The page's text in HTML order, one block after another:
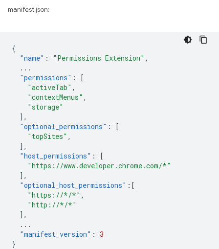
manifest.json:
{
"name" : "Permissions Extension" ,
...
"permissions" :
[
"activeTab" ,
"contextMenus" ,
"storage"
],
"optional_permissions" :
[
"topSites" ,
],
"host_permissions" :
[
"https://www.developer.chrome.com/*"
],
"optional_host_permissions" :[
"https://*/*" ,
"http://*/*"
],
...
"manifest_version" : 3
}